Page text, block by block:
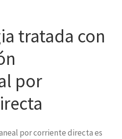
tratada con
por
por corriente directa es